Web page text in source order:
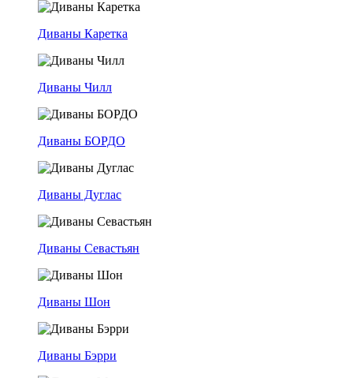
Диваны Каретка
Диваны Чилл
Диваны БОРДО
Диваны Дуглас
Диваны Севастьян
Диваны Шон
Диваны Бэрри